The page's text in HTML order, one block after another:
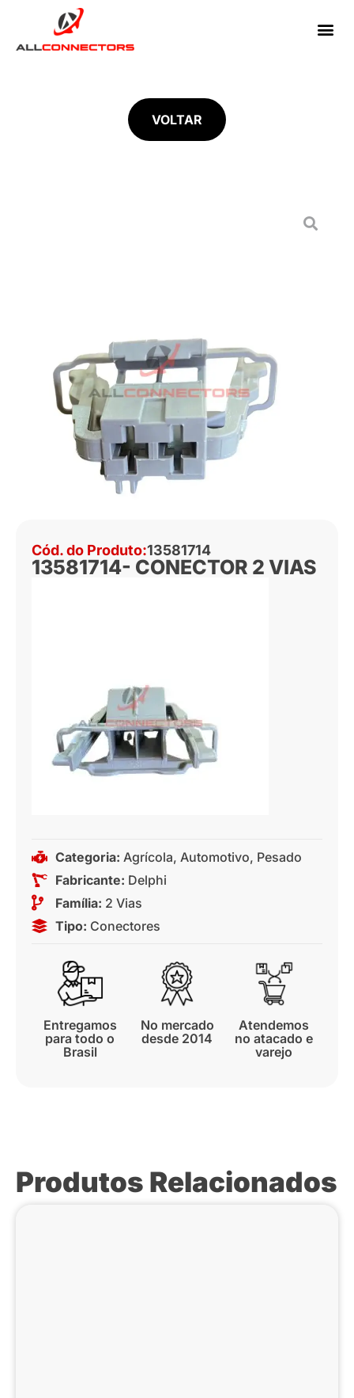
VOLTAR
Cód. do Produto:13581714
13581714- CONECTOR 2 VIAS
Categoria: Agrícola, Automotivo, Pesado
Fabricante: Delphi
Família: 2 Vias
Tipo: Conectores
Entregamos
para todo o
Brasil
No mercado
desde 2014
Atendemos
no atacado e
varejo
Produtos Relacionados